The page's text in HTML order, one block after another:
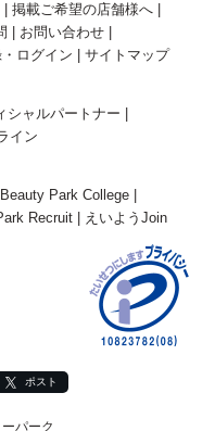
掲載ご希望の店舗様へ
お問い合わせ
ログイン サイトマップ
シャルパートナー
イン
Beauty Park College
Recruit えいようJoin
ポスト
パーク